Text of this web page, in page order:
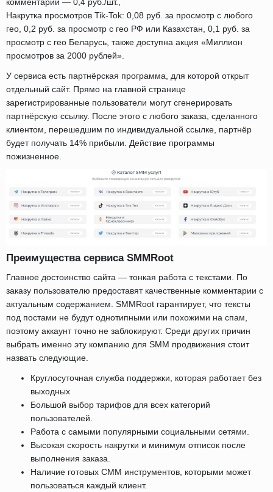
комментарии — 0,4 руб./шт.,
Накрутка просмотров Tik-Tok: 0,08 руб. за просмотр с любого
гео, 0,2 руб. за просмотр с гео РФ или Казахстан, 0,1 руб. за
просмотр с гео Беларусь, также доступна акция «Миллион
просмотров за 2000 рублей».
У сервиса есть партнёрская программа, для которой открыт
отдельный сайт. Прямо на главной странице
зарегистрированные пользователи могут сгенерировать
партнёрскую ссылку. После этого с любого заказа, сделанного
клиентом, перешедшим по индивидуальной ссылке, партнёр
будет получать 14% прибыли. Действие программы
пожизненное.
Преимущества сервиса SMMRoot
Главное достоинство сайта — тонкая работа с текстами. По
заказу пользователю предоставят качественные комментарии с
актуальным содержанием. SMMRoot гарантирует, что тексты
под постами не будут однотипными или похожими на спам,
поэтому аккаунт точно не заблокируют. Среди других причин
выбрать именно эту компанию для SMM продвижения стоит
назвать следующие.
Круглосуточная служба поддержки, которая работает без
выходных
Большой выбор тарифов для всех категорий
пользователей.
Работа с самыми популярными социальными сетями.
Высокая скорость накрутки и минимум отписок после
выполнения заказа.
Наличие готовых СММ инструментов, которыми может
пользоваться каждый клиент.